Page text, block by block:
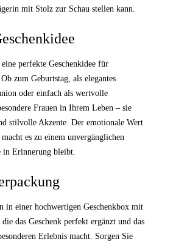
mit Stolz zur Schau stellen kann.
perfekte Geschenkidee für
zum Geburtstag, als elegantes
oder einfach als wertvolle
Frauen in Ihrem Leben – sie
stilvolle Akzente. Der emotionale Wert
es zu einem unvergänglichen
in Erinnerung bleibt.
in einer hochwertigen Geschenkbox mit
das Geschenk perfekt ergänzt und das
Erlebnis macht. Sorgen Sie